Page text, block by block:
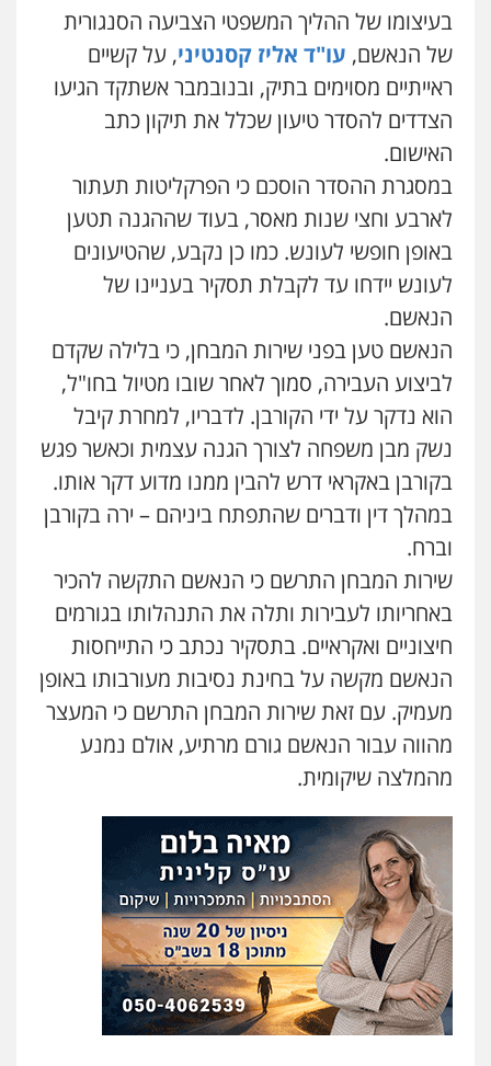
נוער רישום פלילי
0522763105
עו"ד שלומי שרון
פלילי צבאי מעצרים וחקירות
עו"ד אלון קריטי
פלילי כלכלי אלימות סמים מעצרים
0525544654
עו"ד זוהר ארבל
פשיעה חמורה מעצרים וחקירות
קטינים
0538788878
בעיצומו של ההליך המשפטי הצביעה הסנגורית
של הנאשם, עו"ד אליז קסנטיני, על קשיים
ראייתיים מסוימים בתיק, ובנובמבר אשתקד הגיעו
הצדדים להסדר טיעון שכלל את תיקון כתב
האישום.
במסגרת ההסדר הוסכם כי הפרקליטות תעתור
לארבע וחצי שנות מאסר, בעוד שההגנה תטען
באופן חופשי לעונש. כמו כן נקבע, שהטיעונים
לעונש יידחו עד לקבלת תסקיר בעניינו של
הנאשם.
הנאשם טען בפני שירות המבחן, כי בלילה שקדם
לביצוע העבירה, סמוך לאחר שובו מטיול בחו"ל,
הוא נדקר על ידי הקורבן. לדבריו, למחרת קיבל
נשק מבן משפחה לצורך הגנה עצמית וכאשר פגש
בקורבן באקראי דרש להבין ממנו מדוע דקר אותו.
במהלך דין ודברים שהתפתח ביניהם – ירה בקורבן
וברח.
שירות המבחן התרשם כי הנאשם התקשה להכיר
באחריותו לעבירות ותלה את התנהלותו בגורמים
חיצוניים ואקראיים. בתסקיר נכתב כי התייחסות
הנאשם מקשה על בחינת נסיבות מעורבותו באופן
מעמיק. עם זאת שירות המבחן התרשם כי המעצר
מהווה עבור הנאשם גורם מרתיע, אולם נמנע
מהמלצה שיקומית.